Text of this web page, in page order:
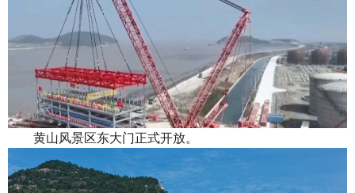
黄山风景区东大门正式开放。